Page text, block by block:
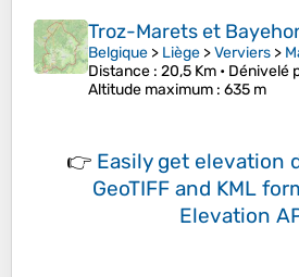
Troz-Marets et
Belgique > Liège >Verviers >
Distance : 20,5 Km • Dénivelé
Altitude maximum : 635 m
👉 Easily get elevation
GeoTIFF and KML
Elevation